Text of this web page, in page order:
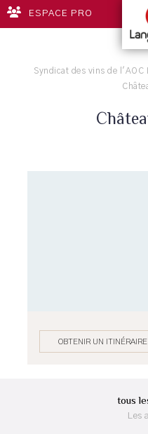
ESPACE PRO
Syndicat des vins de l'AOC
OBTENIR UN ITINÉRAIRE
tous
Les